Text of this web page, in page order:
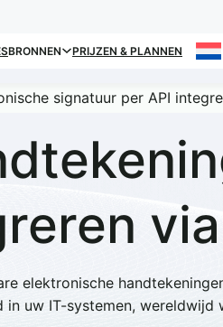
BRONNEN PRIJZEN & PLANNEN
signatuur per API
elektronische
in uw IT-systemen, wereldwijd